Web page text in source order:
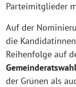
Parteimitglieder
Auf der
die
Reihenfolge auf
Gemeinderatswahl
der Grünen als